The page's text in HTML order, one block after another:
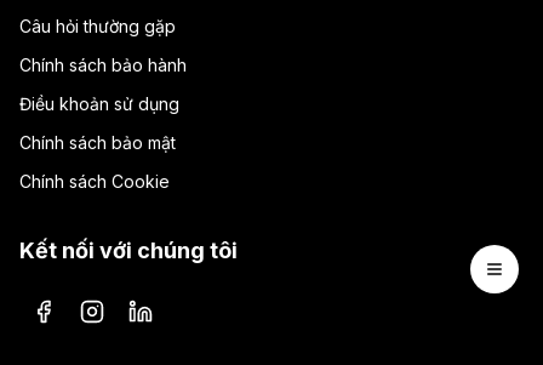
Câu hỏi thường gặp
Chính sách bảo hành
Điều khoản sử dụng
Chính sách bảo mật
Chính sách Cookie
Kết nối với chúng tôi
Facebook
InstagramLinkedIn